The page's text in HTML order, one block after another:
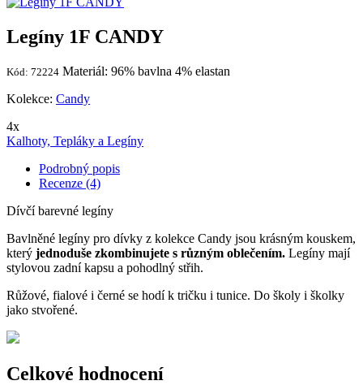
Legíny 1F CANDY
Kód: 72224 Materiál: 96% bavlna 4% elastan
Kolekce: Candy
4x
Kalhoty, Tepláky a Legíny
Podrobný popis
Recenze (4)
Dívčí barevné legíny
Bavlněné legíny pro dívky z kolekce Candy jsou krásným kouskem,
který jednoduše zkombinujete s různým oblečením. Legíny mají
stylovou zadní kapsu a pohodlný střih.
Růžové, fialové i černé se hodí k tričku i tunice. Do školy i školky
jako stvořené.
Celkové hodnocení